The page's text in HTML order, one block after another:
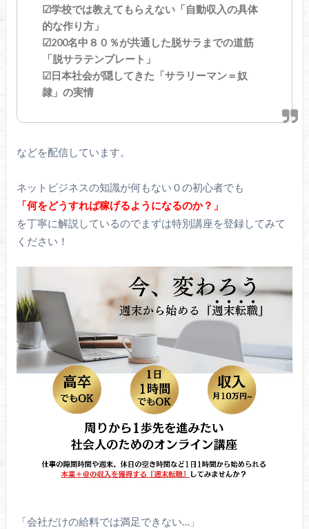
☑学校では教えてもらえない「自動収入の具体
的な作り方」
☑200名中８０％が共通した脱サラまでの道筋
「脱サラテンプレート」
☑日本社会が隠してきた「サラリーマン＝奴
隷」の実情
などを配信しています。
ネットビジネスの知識が何もない０の初心者でも
「何をどうすれば稼げるようになるのか？」
を丁寧に解説しているのでまずは特別講座を登録してみて
ください！
「会社だけの給料では満足できない…」